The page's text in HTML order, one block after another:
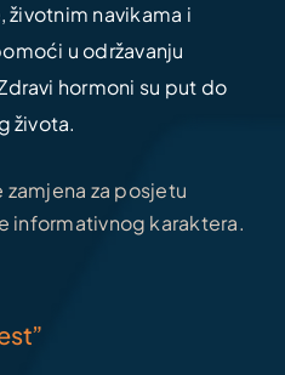
životnim navikama i
u održavanju
hormoni su put do
života.
za posjetu
informativnog karaktera.